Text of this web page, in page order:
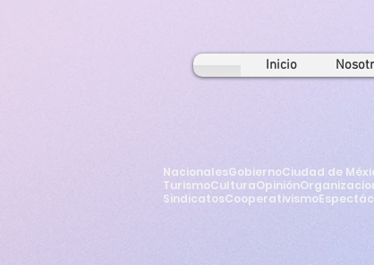
Inicio
NacionalesGobiernoCiudad de
TurismoCulturaOpinión
SindicatosCooperativismo